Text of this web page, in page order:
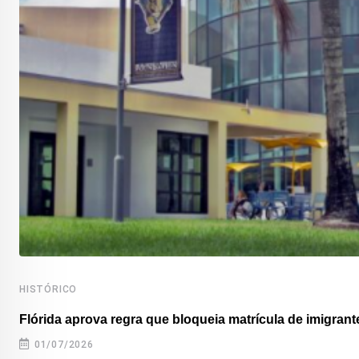
HISTÓRICO
Flórida aprova regra que bloqueia matrícula de
01/07/2026